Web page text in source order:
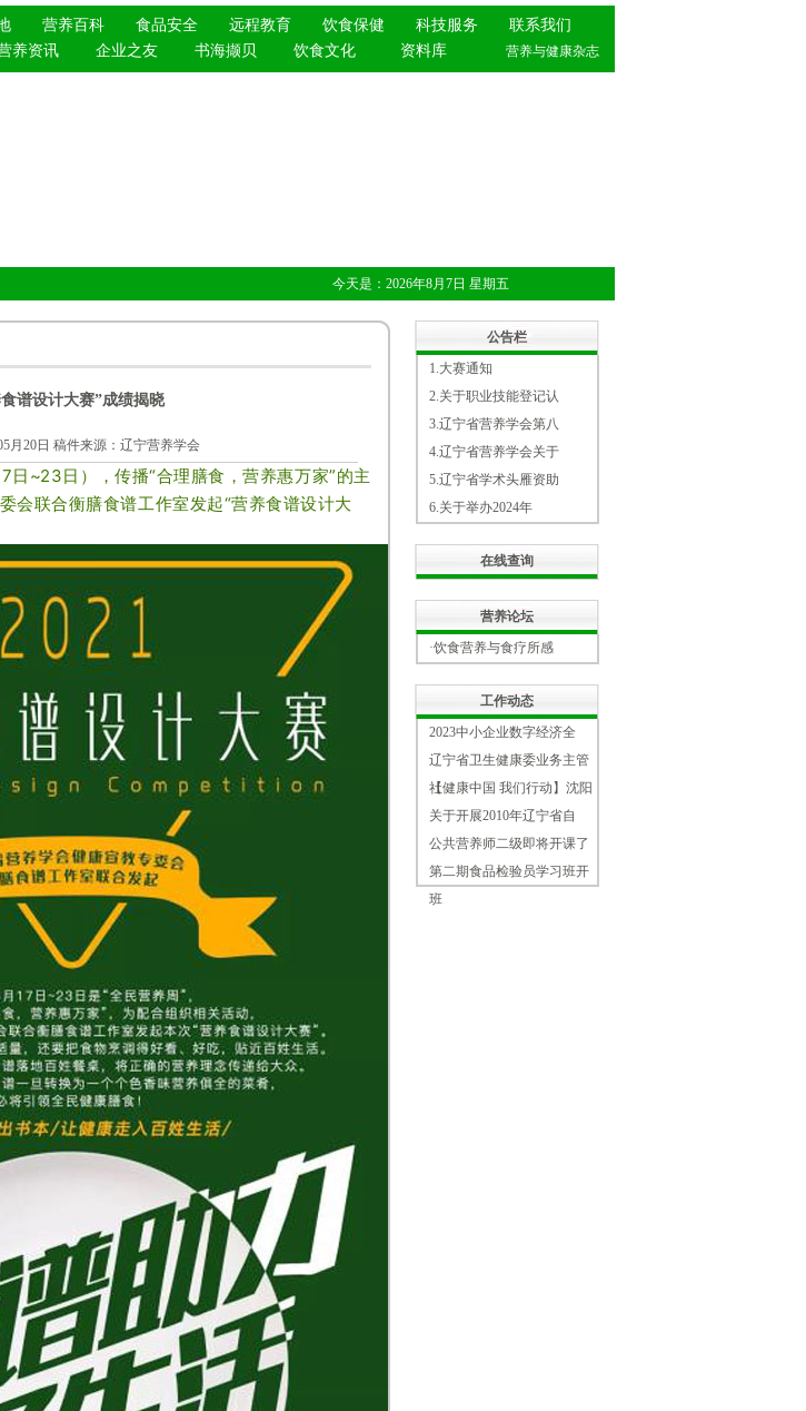
营养百科 食品安全 远程教育 饮食保健 科技服务
联系我们
养资讯 企业之友 书海撷贝 饮食文化 资料库 营养与健康杂志
今天是： 2026年8月7日 星期五
谱设计大赛”成绩揭晓
月20日 稿件来源： 辽宁营养学会
日~23日），传播“合理膳食，营养惠万家”的主
会联合衡膳食谱工作室发起“营养食谱设计大
公告栏
1.大赛通知
2.关于职业技能登记认
3.辽宁省营养学会第八
4.辽宁省营养学会关于
5.辽宁省学术头雁资助
6.关于举办2024年
在线查询
营养论坛
·饮食营养与食疗所感
工作动态
2023中小企业数字经济全
辽宁省卫生健康委业务主管
社
【健康中国 我们行动】沈阳
关于开展2010年辽宁省自
公共营养师二级即将开课了
第二期食品检验员学习班开
班